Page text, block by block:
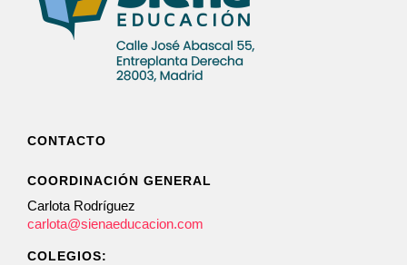
CONTACTO
COORDINACIÓN GENERAL
Carlota Rodríguez
carlota@sienaeducacion.com
COLEGIOS: